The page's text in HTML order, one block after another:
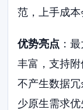
范，上手成本
优势亮点 ：
丰富，支持
不产生数据
少原生需求